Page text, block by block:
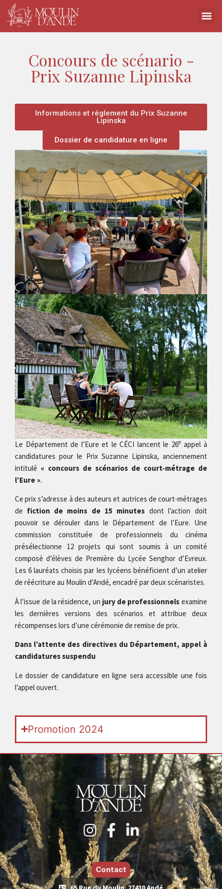
Concours de scénario -
Prix Suzanne Lipinska
Informations et réglement du Prix Suzanne
Lipinska
Dossier de candidature en ligne
Le Département de l’Eure et le CÉCI lancent le 26e appel à
candidatures pour le Prix Suzanne Lipinska, anciennement
intitulé « concours de scénarios de court-métrage de
l’Eure ».
Ce prix s’adresse à des auteurs et autrices de court-métrages
de fiction de moins de 15 minutes dont l’action doit
pouvoir se dérouler dans le Département de l’Eure. Une
commission constituée de professionnels du cinéma
présélectionne 12 projets qui sont soumis à un comité
composé d’élèves de Première du Lycée Senghor d’Evreux.
Les 6 lauréats choisis par les lycéens bénéficient d’un atelier
de réécriture au Moulin d’Andé, encadré par deux scénaristes.
À l’issue de la résidence, un jury de professionnels examine
les dernières versions des scénarios et attribue deux
récompenses lors d’une cérémonie de remise de prix.
Dans l’attente des directives du Département, appel à
candidaturessuspendu
Le dossier de candidature en ligne sera accessible une fois
l’appel ouvert.
Promotion 2024
Contact